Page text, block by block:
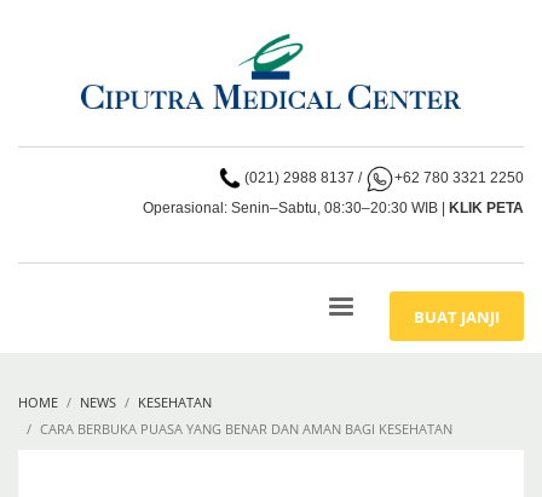
(021) 2988 8137 /
+62 780 3321 2250
Operasional: Senin–Sabtu, 08:30–20:30 WIB | KLIK PETA
BUAT JANJI
HOME NEWS
KESEHATAN
CARA BERBUKA PUASA YANG BENAR DAN AMAN BAGI KESEHATAN